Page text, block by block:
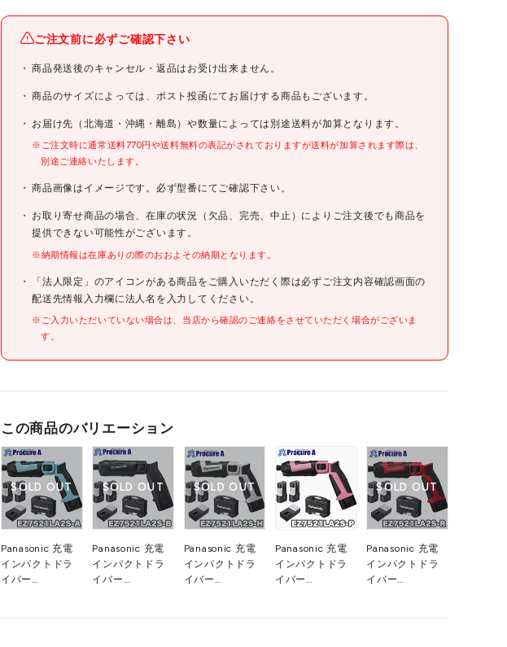
ブランド名 Panasonic
商品名
Panasonic 充電スティックインパクトドライバ7.2V ブラック
＆ゴールド
型式 EZ7521LA2ST4
メーカー希望小売価格 34800円(税抜)
JANコード 4549980767290
●無負荷回転数(min[[の-1乗]]):0～2300
●打撃数(min[[の-1乗]]):0～2600
●色:ブラック＆ゴールド
●全長×高さ×幅(mm)折り曲げ時:235×146×44
●ブレーキ付
●充電時間:35分(実用充電)、55分(フル充電)
材質/仕上
原産国 中国
セット内容/付属品
●プラスチックケース(EZ9667)(Black&Gold仕様)
●リチウムイオン電池パック(EZ9L21)×2個
●充電器(EZ0L21)
注意事項
ご注文前に必ずご確認下さい
商品発送後のキャンセル・返品はお受け出来ません。
商品のサイズによっては、ポスト投函にてお届けする商品もございます。
お届け先（北海道・沖縄・離島）や数量によっては別途送料が加算となります。
※ご注文時に通常送料770円や送料無料の表記がされておりますが送料が加算されます際は、
別途ご連絡いたします。
商品画像はイメージです。必ず型番にてご確認下さい。
お取り寄せ商品の場合、在庫の状況（欠品、完売、中止）によりご注文後でも商品を
提供できない可能性がございます。
※納期情報は在庫ありの際のおおよその納期となります。
「法人限定」のアイコンがある商品をご購入いただく際は必ずご注文内容確認画面の
配送先情報入力欄に法人名を入力してください。
※ご入力いただいていない場合は、当店から確認のご連絡をさせていただく場合がございま
す。
この商品のバリエーション
SOLD OUT
Panasonic 充電
インパクトドラ
イバー
SOLD OUT
Panasonic 充電
インパクトドラ
イバー
SOLD OUT
Panasonic 充電
インパクトドラ
イバー
Panasonic 充電
インパクトドラ
イバー
SOLD OUT
Panasonic 充電
インパクトドラ
イバー